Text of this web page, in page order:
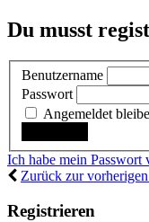
Du musst
Benutzername
Passwort
Angemeldet
Ich habe mein Passwort
Zurück zur
Registrieren